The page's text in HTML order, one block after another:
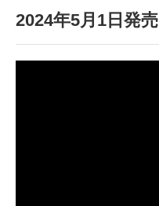
2024年5月1日発売